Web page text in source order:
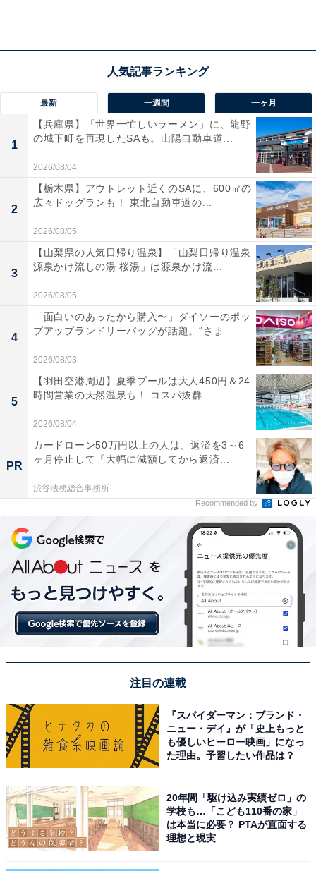
最新 一週間 一ヶ月
1
【兵庫県】「世界一忙しいラーメン」に、龍野
の城下町を再現したSAも。山陽自動車道...
2026/08/04
2
【栃木県】アウトレット近くのSAに、600㎡の
広々ドッグランも！ 東北自動車道の...
2026/08/05
3
【山梨県の人気日帰り温泉】「山梨日帰り温泉
源泉かけ流しの湯 桜湯」は源泉かけ流...
2026/08/05
4
「面白いのあったから購入〜」ダイソーのポッ
プアップランドリーバッグが話題。“さま...
2026/08/03
5
【羽田空港周辺】夏季プールは大人450円＆24
時間営業の天然温泉も！ コスパ抜群...
2026/08/04
PR
カードローン50万円以上の人は、返済を3～6
ヶ月停止して『大幅に減額してから返済...
渋谷法務総合事務所
Recommended by
注目の連載
『スパイダーマン：ブランド・
ニュー・デイ』が「史上もっと
も優しいヒーロー映画」になっ
た理由。予習したい作品は？
20年間「駆け込み実績ゼロ」の
学校も…「こども110番の家」
は本当に必要？ PTAが直面する
理想と現実